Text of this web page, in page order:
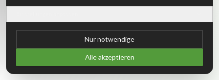
Nur notwendige
Alle akzeptieren